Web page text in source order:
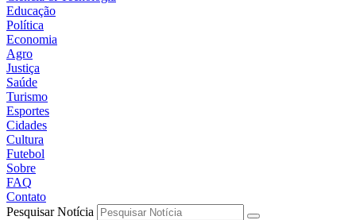
Educação
Política
Economia
Agro
Justiça
Saúde
Turismo
Esportes
Cidades
Cultura
Futebol
Sobre
FAQ
Contato
Pesquisar Notícia